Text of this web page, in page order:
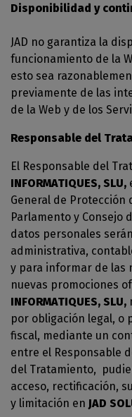
Disponibilidad y
JAD no garantiza la
funcionamiento de la
esto sea
previamente de las
de la Web y de los
Responsable del
El Responsable del
INFORMATIQUES, SLU,
General de Protección
Parlamento y Consejo
datos personales
administrativa,
y para informar de las
nuevas promociones
INFORMATIQUES, SLU,
por obligación legal, o
fiscal, mediante un
entre el Responsable
del Tratamiento,
acceso, rectificación,
y limitación en JAD